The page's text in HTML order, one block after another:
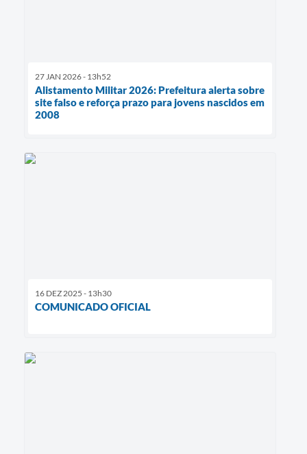
27 JAN 2026 - 13h52
Alistamento Militar 2026: Prefeitura alerta sobre
site falso e reforça prazo para jovens nascidos em
2008
16 DEZ 2025 - 13h30
COMUNICADO OFICIAL